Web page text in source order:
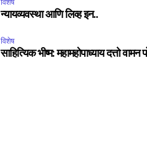
75
Followers
विशेष
न्यायव्यवस्था आणि लिव्ह इन..
विशेष
साहित्यिक भीष्म: महामहोपाध्याय दत्तो वामन